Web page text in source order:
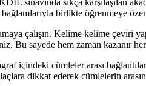
birlikte öğrenmeye
çalışın. Kelime kelime çeviri
sayede hem zaman kazanır
içindeki cümleler arası
dikkat ederek cümlelerin